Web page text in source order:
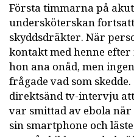
Första timmarna på
undersköterskan
skyddsdräkter. När
kontakt med henne
hon ana onåd, men
frågade vad som
direktsänd tv-intervju
var smittad av ebola
sin smartphone och